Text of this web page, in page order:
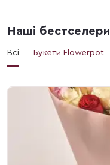
Наші бестселери
Всі Букети Flowerpot